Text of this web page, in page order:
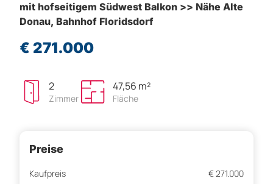
mit hofseitigem Südwest Balkon >> Nähe Alte
Donau, Bahnhof Floridsdorf
€ 271.000
2
Zimmer
47,56 m²
Fläche
Preise
Kaufpreis
€ 271.000